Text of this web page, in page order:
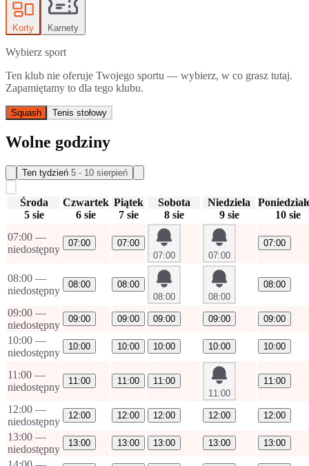
Korty Karnety
Wybierz sport
Ten klub nie oferuje Twojego sportu — wybierz, w co grasz tutaj.
Zapamiętamy to dla tego klubu.
Squash Tenis stołowy
Wolne godziny
Ten tydzień 5 - 10 sierpień
Środa
5 sie
Czwartek
6 sie
Piątek
7 sie
Sobota
8 sie
Niedziela
9 sie
10 sie
07:00 —
niedostępny
07:00
07:00
07:00
07:00
07:00
08:00 —
niedostępny
08:00
08:00
08:00
08:00
08:00
09:00 —
niedostępny
09:00 09:00 09:00 09:00 09:00
10:00 —
niedostępny
10:00 10:00 10:00 10:00 10:00
11:00 —
niedostępny
11:00 11:00
11:00
11:00
11:00
12:00 —
niedostępny
12:00 12:00 12:00 12:00 12:00
13:00 —
niedostępny
13:00 13:00 13:00 13:00 13:00